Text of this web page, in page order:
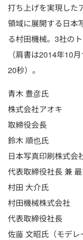
打ち上げを実現した
領域に展開する日本
る村田機械。3社の
（肩書は2014年10
20秒）。
青木 豊彦氏
株式会社アオキ
取締役会長
鈴木 順也氏
日本写真印刷株式会
代表取締役社長 兼
村田 大介氏
村田機械株式会社
代表取締役社長
佐藤 文昭氏（モデレ